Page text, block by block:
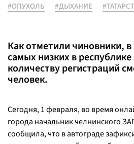
#ОПУХОЛЬ
#ДЫХАНИЕ
Как отметили чиновники,
самых низких в
количеству регистраций
человек.
Сегодня, 1 февраля, во время
города начальник челнинского
сообщила, что в автограде